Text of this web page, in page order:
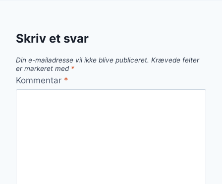
Skriv et svar
Din e-mailadresse vil ikke blive publiceret. Krævede felter
er markeret med *
Kommentar *